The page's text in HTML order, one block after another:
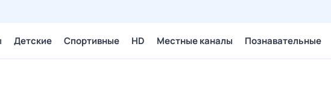
Детские Спортивные HD Местные каналы Познавательные